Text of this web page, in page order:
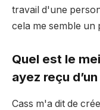
travail d'une
cela me semble un
Quel est le
ayez reçu
Cass m'a dit de